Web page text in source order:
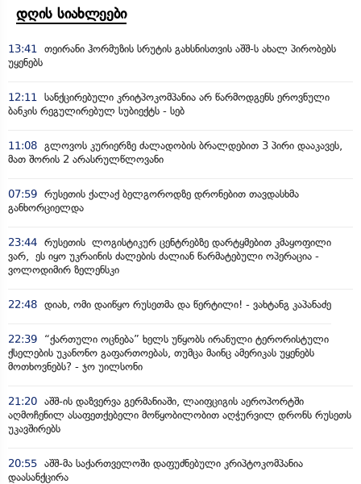
დღის სიახლეები
13:41
თეირანი ჰორმუზის სრუტის გახსნისთვის აშშ-ს ახალ პირობებს
უყენებს
12:11
სანქცირებული კრიტპოკომპანია არ წარმოდგენს ეროვნული
ბანკის რეგულირებულ სუბიექტს - სებ
11:08 გლოვოს კურიერზე ძალადობის ბრალდებით 3 პირი დააკავეს,
მათ შორის 2 არასრულწლოვანი
07:59 რუსეთის ქალაქ ბელგოროდზე დრონებით თავდასხმა
განხორციელდა
23:44 რუსეთის ლოგისტიკურ ცენტრებზე დარტყმებით კმაყოფილი
ვარ, ეს იყო უკრაინის ძალების ძალიან წარმატებული ოპერაცია -
ვოლოდიმირ ზელენსკი
22:48 დიახ, ომი დაიწყო რუსეთმა და წერტილი! - ვახტანგ კაპანაძე
22:39
“ქართული ოცნება” ხელს უწყობს ირანული ტერორისტული
ქსელების უკანონო გაფართოებას, თუმცა მაინც ამერიკას უყენებს
მოთხოვნებს? - ჯო უილსონი
21:20 აშშ-ის დაზვერვა გერმანიაში, ლაიფციგის აეროპორტში
აღმოჩენილ ასაფეთქებელი მოწყობილობით აღჭურვილ დრონს რუსეთს
უკავშირებს
20:55 აშშ-მა საქართველოში დაფუძნებული კრიპტოკომპანია
დაასანქცირა